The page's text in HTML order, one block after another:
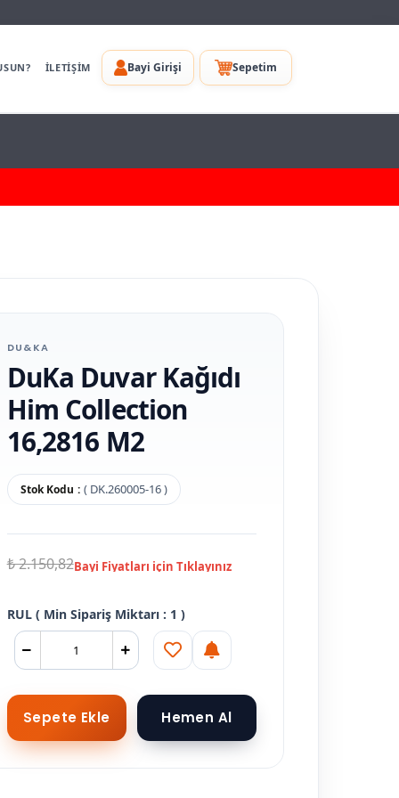
İLETİŞİM Bayi Girişi Sepetim
DU&KA
DuKa Duvar Kağıdı
Him Collection
16,2816 M2
Stok Kodu ( DK.260005-16 )
₺ 2.150,82
RUL ( Min Sipariş Miktarı : 1 )